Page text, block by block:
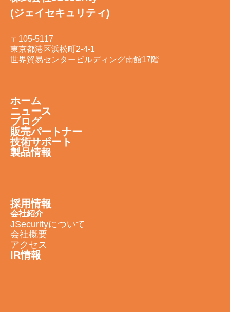
(ジェイセキュリティ)
〒105-5117
東京都港区浜松町2-4-1
世界貿易センタービルディング南館17階
ホーム
ニュース
ブログ
販売パートナー
技術サポート
製品情報
採用情報
会社紹介
JSecurityについて
会社概要
アクセス
IR情報